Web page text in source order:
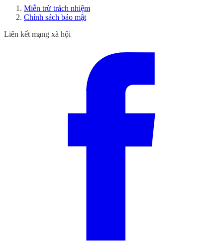
Miễn trừ trách nhiệm
Chính sách bảo mật
Liên kết mạng xã hội